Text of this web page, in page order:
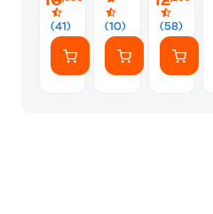
(41) (10) (58)